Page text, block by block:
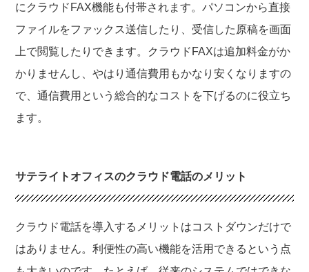
にクラウドFAX機能も付帯されます。パソコンから直接
ファイルをファックス送信したり、受信した原稿を画面
上で閲覧したりできます。クラウドFAXは追加料金がか
かりませんし、やはり通信費用もかなり安くなりますの
で、通信費用という総合的なコストを下げるのに役立ち
ます。
サテライトオフィスのクラウド電話のメリット
クラウド電話を導入するメリットはコストダウンだけで
はありません。利便性の高い機能を活用できるという点